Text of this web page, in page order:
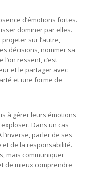
d’émotions fortes.
dominer par elles.
sur l’autre,
décisions, nommer sa
ressent, c’est
et le partager avec
et une forme de
à gérer leurs émotions
Dans un cas
l’inverse, parler de ses
et de la responsabilité.
mais communiquer
de mieux comprendre